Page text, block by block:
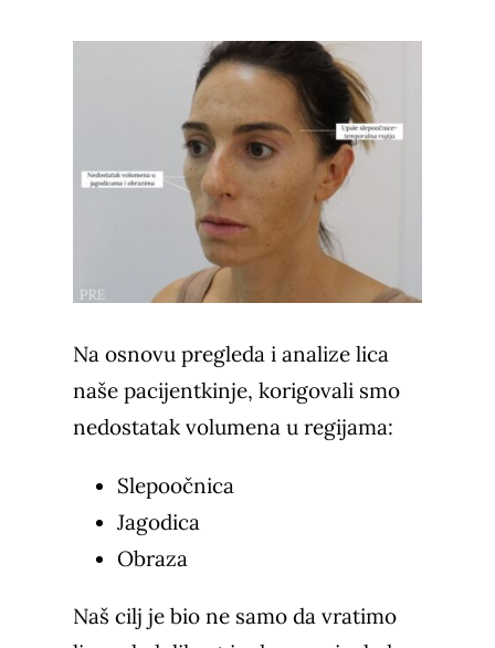
Na osnovu pregleda i analize lica
naše pacijentkinje, korigovali smo
nedostatak volumena u regijama:
Slepoočnica
Jagodica
Obraza
Naš cilj je bio ne samo da vratimo